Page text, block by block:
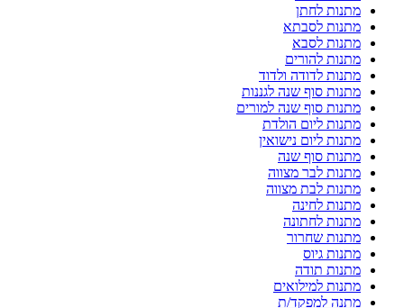
מתנות לחתן
מתנות לסבתא
מתנות לסבא
מתנות להורים
מתנות לדודה ולדוד
מתנות סוף שנה לגננות
מתנות סוף שנה למורים
מתנות ליום הולדת
מתנות ליום נישואין
מתנות סוף שנה
מתנות לבר מצווה
מתנות לבת מצווה
מתנות לחינה
מתנות לחתונה
מתנות שחרור
מתנות גיוס
מתנות תודה
מתנות למילואים
מתנה למפקד/ת